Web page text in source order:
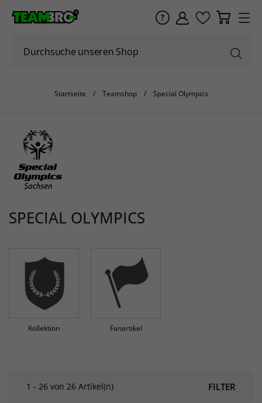
Startseite Teamshop Special Olympics
SPECIAL OLYMPICS
Kollektion Fanartikel
FILTER
1 - 26 von 26 Artikel(n)